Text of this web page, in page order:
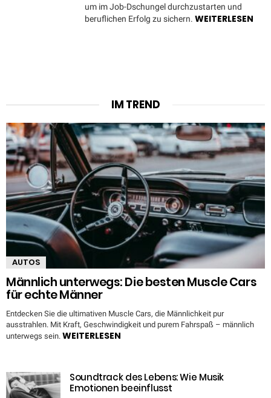
um im Job-Dschungel durchzustarten und
beruflichen Erfolg zu sichern. WEITERLESEN
IM TREND
AUTOS
Männlich unterwegs: Die besten Muscle Cars
für echte Männer
Entdecken Sie die ultimativen Muscle Cars, die Männlichkeit pur
ausstrahlen. Mit Kraft, Geschwindigkeit und purem Fahrspaß – männlich
unterwegs sein. WEITERLESEN
Soundtrack des Lebens: Wie Musik
Emotionen beeinflusst